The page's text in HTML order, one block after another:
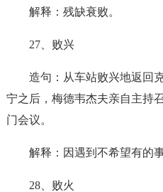
解释：残缺衰败。
27、败兴
造句：从车站败兴地返回克
宁之后，梅德韦杰夫亲自主持
门会议。
解释：因遇到不希望有的事
28、败火